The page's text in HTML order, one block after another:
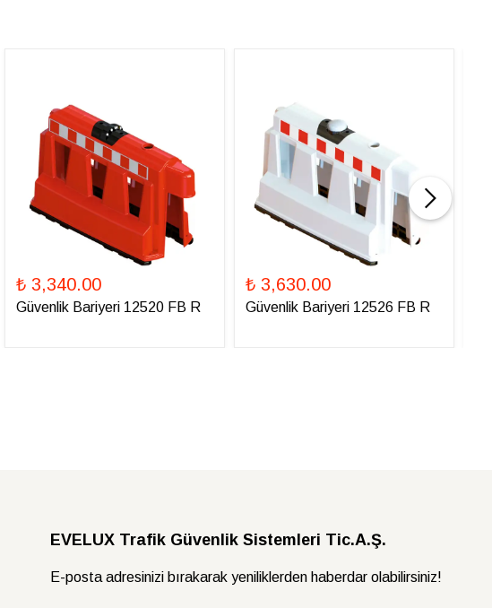
₺ 3,340.00
Güvenlik Bariyeri 12520 FB R
₺ 3,630.00
Güvenlik Bariyeri 12526 FB R
EVELUX Trafik Güvenlik Sistemleri Tic.A.Ş.
E-posta adresinizi bırakarak yeniliklerden haberdar olabilirsiniz!